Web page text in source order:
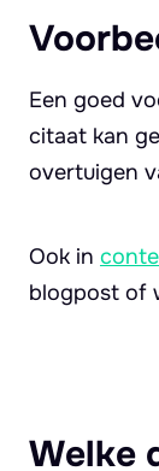
Een goed
citaat kan
overtuigen
Ook in
blogpost of
Welke